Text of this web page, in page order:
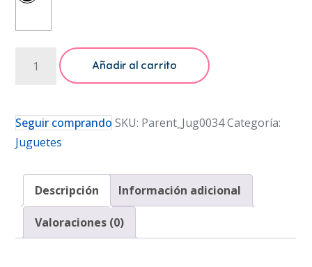
Estimulación
Niño
Bebe
Espejo
de
Actividades
cantidad
Añadir al carrito
Seguir comprando SKU: Parent_Jug0034Categoría:
Juguetes
Descripción Información adicional
Valoraciones (0)